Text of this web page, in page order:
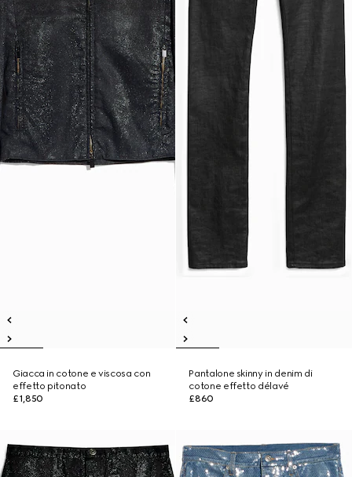
Giacca in cotone e viscosa con
effetto pitonato
£1,850
Pantalone skinny in denim di
cotone effetto délavé
£860